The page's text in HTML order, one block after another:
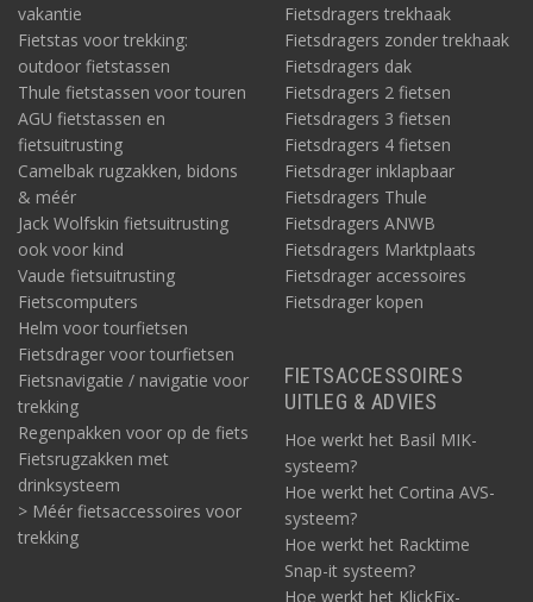
vakantie
Fietstas voor trekking:
outdoor fietstassen
Thule fietstassen voor touren
AGU fietstassen en
fietsuitrusting
Camelbak rugzakken, bidons
& méér
Jack Wolfskin fietsuitrusting
ook voor kind
Vaude fietsuitrusting
Fietscomputers
Helm voor tourfietsen
Fietsdrager voor tourfietsen
Fietsnavigatie / navigatie voor
trekking
Regenpakken voor op de fiets
Fietsrugzakken met
drinksysteem
> Méér fietsaccessoires voor
trekking
Fietsdragers trekhaak
Fietsdragers zonder trekhaak
Fietsdragers dak
Fietsdragers 2 fietsen
Fietsdragers 3 fietsen
Fietsdragers 4 fietsen
Fietsdrager inklapbaar
Fietsdragers Thule
Fietsdragers ANWB
Fietsdragers Marktplaats
Fietsdrager accessoires
Fietsdrager kopen
FIETSACCESSOIRES
UITLEG & ADVIES
Hoe werkt het Basil MIK-
systeem?
Hoe werkt het Cortina AVS-
systeem?
Hoe werkt het Racktime
Snap-it systeem?
Hoe werkt het KlickFix-